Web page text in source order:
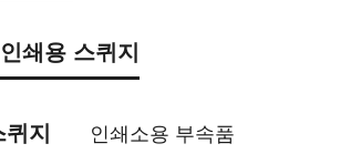
쇄용 스퀴지
지 인쇄소용 부속품